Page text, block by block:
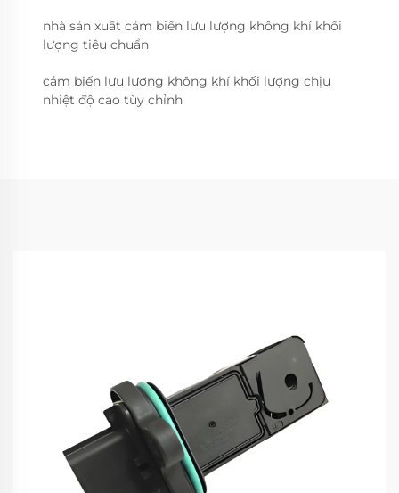
nhà sản xuất cảm biến lưu lượng không khí khối
lượng tiêu chuẩn
cảm biến lưu lượng không khí khối lượng chịu
nhiệt độ cao tùy chỉnh